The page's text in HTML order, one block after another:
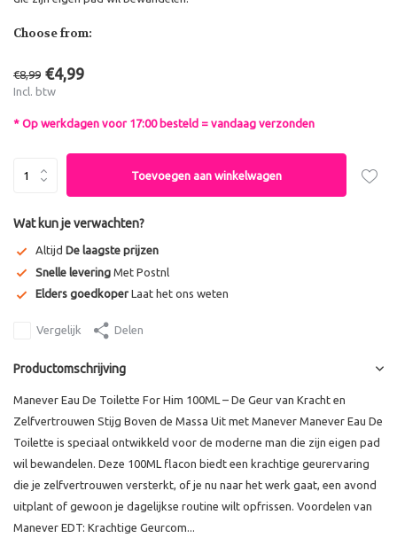
Choose from:
€8,99 €4,99
Incl. btw
* Op werkdagen voor 17:00 besteld = vandaag verzonden
Toevoegen aan winkelwagen
Wat kun je verwachten?
Altijd De laagste prijzen
Snelle levering Met Postnl
Elders goedkoper Laat het ons weten
Vergelijk Delen
Productomschrijving
Manever Eau De Toilette For Him 100ML – De Geur van Kracht en
Zelfvertrouwen Stijg Boven de Massa Uit met Manever Manever Eau De
Toilette is speciaal ontwikkeld voor de moderne man die zijn eigen pad
wil bewandelen. Deze 100ML flacon biedt een krachtige geurervaring
die je zelfvertrouwen versterkt, of je nu naar het werk gaat, een avond
uitplant of gewoon je dagelijkse routine wilt opfrissen. Voordelen van
Manever EDT: Krachtige Geurcom...